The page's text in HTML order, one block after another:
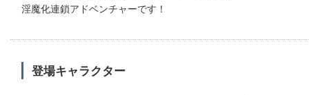
淫魔化連鎖アドベンチャーです！
登場キャラクター